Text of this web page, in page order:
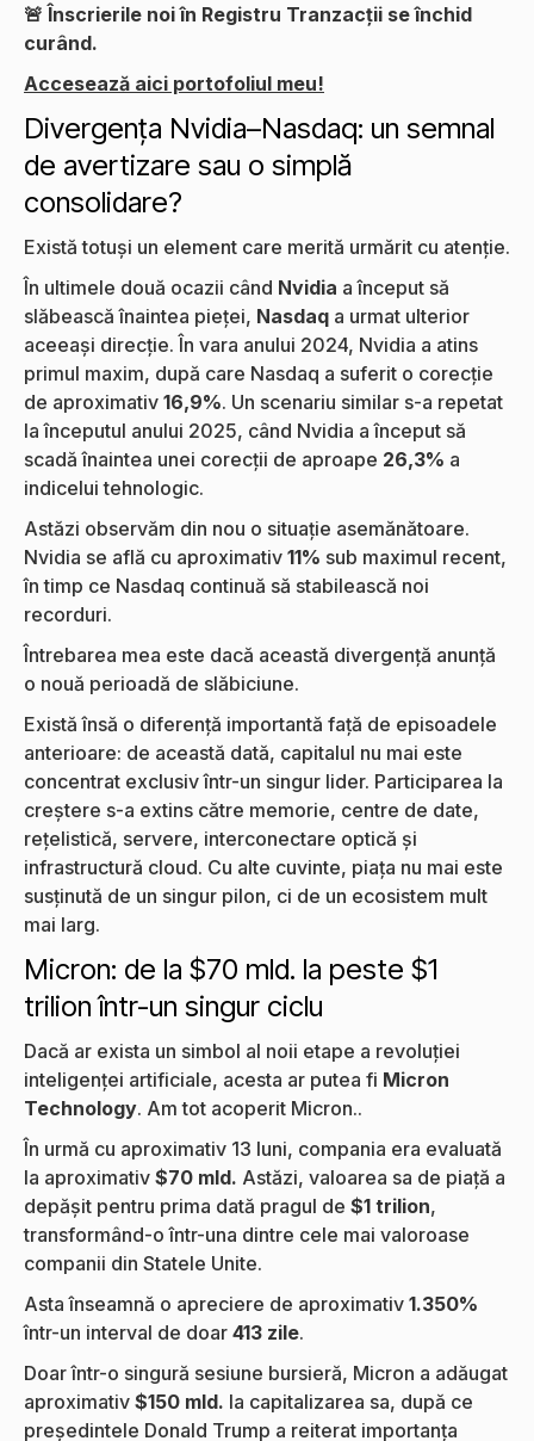
🚨 Înscrierile noi în Registru Tranzacții se închid
curând.
Accesează aici portofoliul meu!
Divergența Nvidia–Nasdaq: un semnal
de avertizare sau o simplă
consolidare?
Există totuși un element care merită urmărit cu atenție.
În ultimele două ocazii când Nvidia a început să
slăbească înaintea pieței, Nasdaq a urmat ulterior
aceeași direcție. În vara anului 2024, Nvidia a atins
primul maxim, după care Nasdaq a suferit o corecție
de aproximativ 16,9%. Un scenariu similar s-a repetat
la începutul anului 2025, când Nvidia a început să
scadă înaintea unei corecții de aproape 26,3% a
indicelui tehnologic.
Astăzi observăm din nou o situație asemănătoare.
Nvidia se află cu aproximativ 11% sub maximul recent,
în timp ce Nasdaq continuă să stabilească noi
recorduri.
Întrebarea mea este dacă această divergență anunță
o nouă perioadă de slăbiciune.
Există însă o diferență importantă față de episoadele
anterioare: de această dată, capitalul nu mai este
concentrat exclusiv într-un singur lider. Participarea la
creștere s-a extins către memorie, centre de date,
rețelistică, servere, interconectare optică și
infrastructură cloud. Cu alte cuvinte, piața nu mai este
susținută de un singur pilon, ci de un ecosistem mult
mai larg.
Micron: de la $70 mld. la peste $1
trilion într-un singur ciclu
Dacă ar exista un simbol al noii etape a revoluției
inteligenței artificiale, acesta ar putea fi Micron
Technology. Am tot acoperit Micron..
În urmă cu aproximativ 13 luni, compania era evaluată
la aproximativ $70 mld. Astăzi, valoarea sa de piață a
depășit pentru prima dată pragul de $1 trilion,
transformând-o într-una dintre cele mai valoroase
companii din Statele Unite.
Asta înseamnă o apreciere de aproximativ 1.350%
într-un interval de doar 413 zile.
Doar într-o singură sesiune bursieră, Micron a adăugat
aproximativ $150 mld. la capitalizarea sa, după ce
președintele Donald Trump a reiterat importanța